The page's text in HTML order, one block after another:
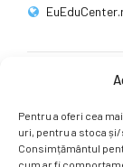
Pentru a oferi cea
uri, pentru a stoca
Consimțământul
cum ar fi
Ne puteți găsi și